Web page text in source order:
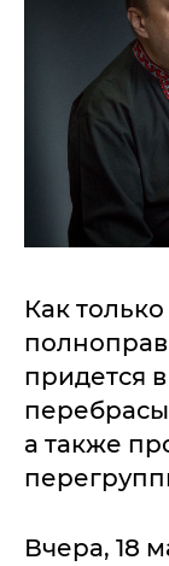
Как
придется
а также
Вчера, 18